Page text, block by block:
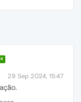
29 Sep 2024, 15:47